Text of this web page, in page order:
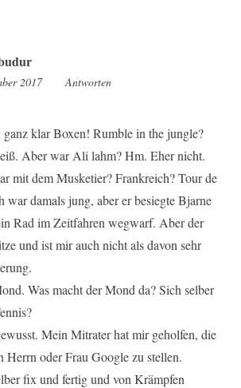
2017 10:35
Antworten
klar Boxen! Rumble in the jungle?
Aber war Ali lahm? Hm. Eher nicht.
mit dem Musketier? Frankreich? Tour de
war damals jung, aber er besiegte Bjarne
Rad im Zeitfahren wegwarf. Aber der
und ist mir auch nicht als davon sehr
Was macht der Mond da? Sich selber
Mein Mitrater hat mir geholfen, die
Herrn oder Frau Google zu stellen.
fix und fertig und von Krämpfen